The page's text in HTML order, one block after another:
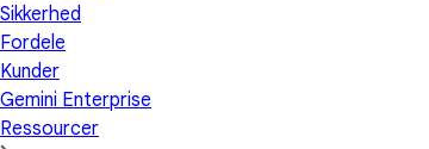
Sikkerhed
Fordele
Kunder
Gemini Enterprise
Ressourcer